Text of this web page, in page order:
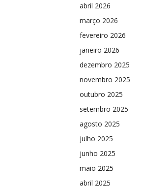
abril 2026
março 2026
fevereiro 2026
janeiro 2026
dezembro 2025
novembro 2025
outubro 2025
setembro 2025
agosto 2025
julho 2025
junho 2025
maio 2025
abril 2025